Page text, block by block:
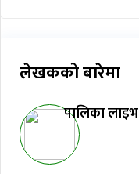
लेखकको बारेमा
पालिका लाइभ